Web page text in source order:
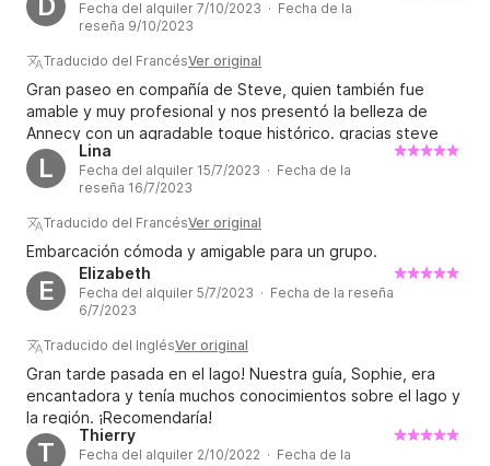
D
Fecha del alquiler 7/10/2023 · Fecha de la
reseña 9/10/2023
Traducido del FrancésVer original
Gran paseo en compañía de Steve, quien también fue
amable y muy profesional y nos presentó la belleza de
Annecy con un agradable toque histórico. gracias steve
L
Lina
Fecha del alquiler 15/7/2023 · Fecha de la
reseña 16/7/2023
Traducido del FrancésVer original
Embarcación cómoda y amigable para un grupo.
E
Elizabeth
Fecha del alquiler 5/7/2023 · Fecha de la reseña
6/7/2023
Traducido del InglésVer original
Gran tarde pasada en el lago! Nuestra guía, Sophie, era
encantadora y tenía muchos conocimientos sobre el lago y
la región. ¡Recomendaría!
T
Thierry
Fecha del alquiler 2/10/2022 · Fecha de la